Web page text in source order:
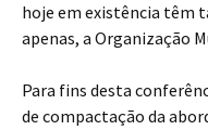
hoje em existência têm
apenas, a Organização
Para fins desta
de compactação da